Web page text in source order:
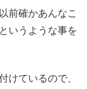
前確かあんなこ
いうような事を
けているので、